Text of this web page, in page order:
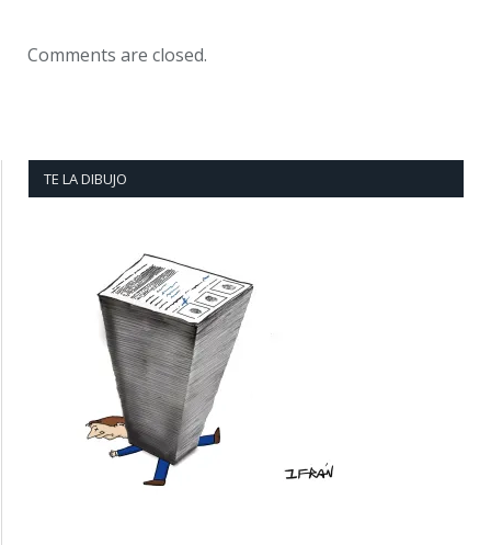
Comments are closed.
TE LA DIBUJO